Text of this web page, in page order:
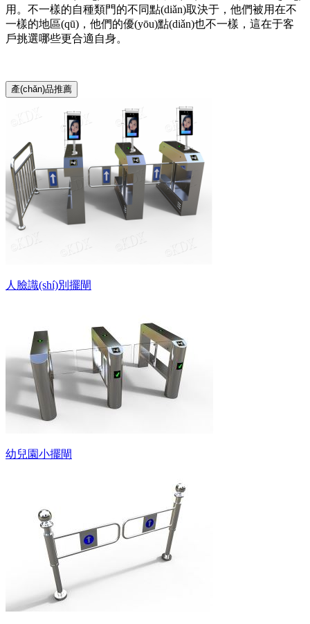
用。不一樣的自種類門的不同點(diǎn)取決于，他們被用在不
一樣的地區(qū)，他們的優(yōu)點(diǎn)也不一樣，這在于客
戶挑選哪些更合適自身。
產(chǎn)品推薦
人臉識(shí)別擺閘
幼兒園小擺閘